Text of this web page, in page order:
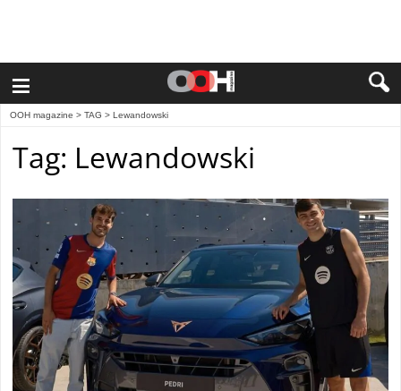
≡
OOH magazine > TAG > Lewandowski
Tag: Lewandowski